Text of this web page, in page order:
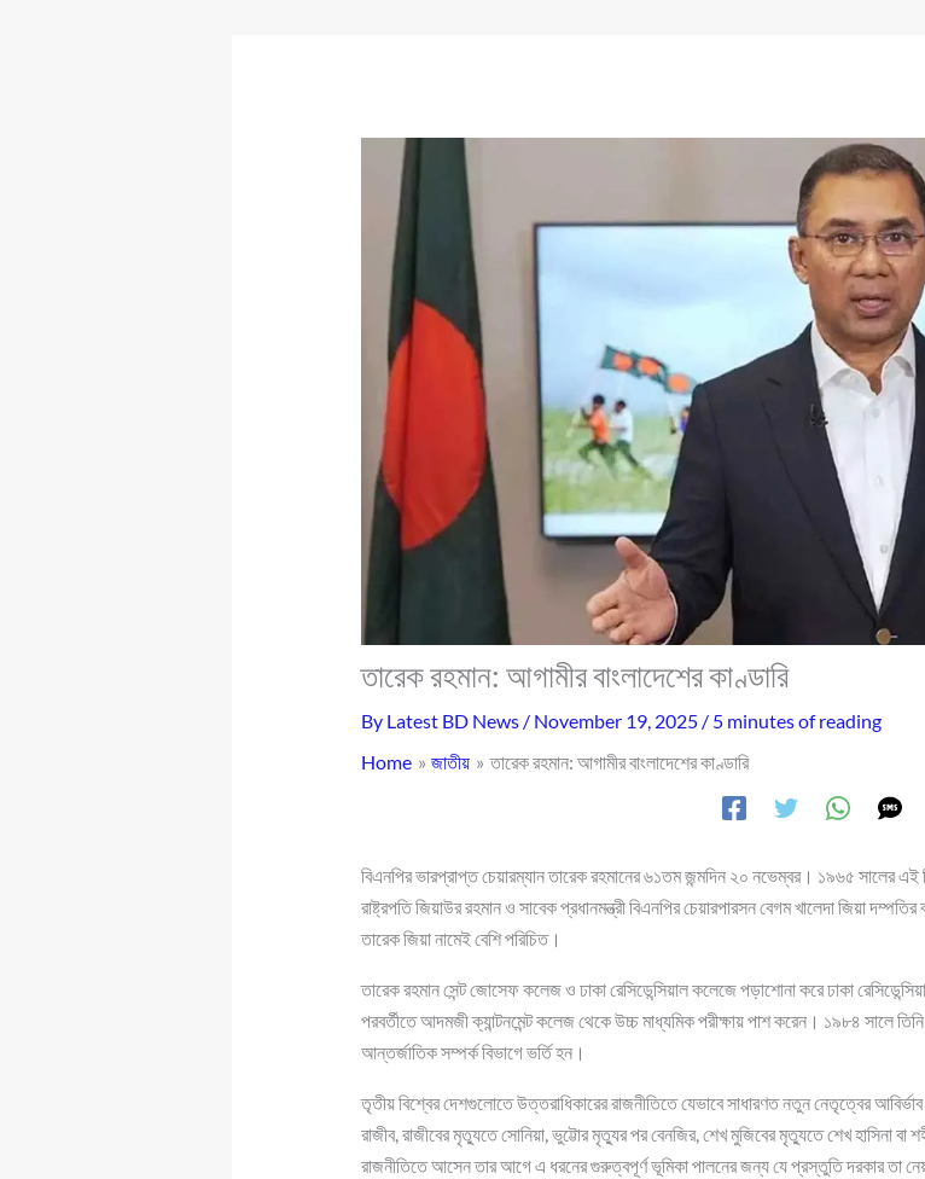
তারেক রহমান: আগামীর বাংলাদেশের কাণ্ডারি
By Latest BD News / November 19, 2025 / 5 minutes of reading
Home
জাতীয় তারেক রহমান: আগামীর বাংলাদেশের কাণ্ডারি
বিএনপির ভারপ্রাপ্ত চেয়ারম্যান তারেক রহমানের ৬১তম জন্মদিন ২০ নভেম্বর। ১৯৬৫ সালের এই
রাষ্ট্রপতি জিয়াউর রহমান ও সাবেক প্রধানমন্ত্রী বিএনপির চেয়ারপারসন বেগম খালেদা জিয়া
তারেক জিয়া নামেই বেশি পরিচিত।
তারেক রহমান সেন্ট জোসেফ কলেজ ও ঢাকা রেসিডেন্সিয়াল কলেজে পড়াশোনা করে ঢাকা
পরবর্তীতে আদমজী ক্যান্টনমেন্ট কলেজ থেকে উচ্চ মাধ্যমিক পরীক্ষায় পাশ করেন। ১৯৮৪ সালে
আন্তর্জাতিক সম্পর্ক বিভাগে ভর্তি হন।
তৃতীয় বিশ্বের দেশগুলোতে উত্তরাধিকারের রাজনীতিতে যেভাবে সাধারণত নতুন নেতৃত্বের আবির্ভাব
রাজীব, রাজীবের মৃত্যুতে সোনিয়া, ভুট্টোর মৃত্যুর পর বেনজির, শেখ মুজিবের মৃত্যুতে শেখ হাসিনা বা
রাজনীতিতে আসেন তার আগে এ ধরনের গুরুত্বপূর্ণ ভূমিকা পালনের জন্য যে প্রস্তুতি দরকার তা